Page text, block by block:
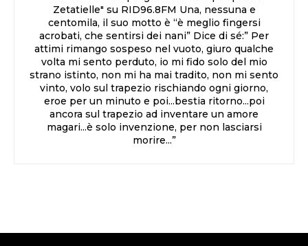
Zetatielle" su RID96.8FM Una, nessuna e
centomila, il suo motto è “è meglio fingersi
acrobati, che sentirsi dei nani” Dice di sé:” Per
attimi rimango sospeso nel vuoto, giuro qualche
volta mi sento perduto, io mi fido solo del mio
strano istinto, non mi ha mai tradito, non mi sento
vinto, volo sul trapezio rischiando ogni giorno,
eroe per un minuto e poi...bestia ritorno...poi
ancora sul trapezio ad inventare un amore
magari...è solo invenzione, per non lasciarsi
morire...”